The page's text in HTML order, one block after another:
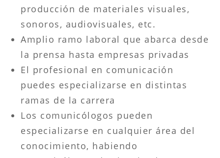
producción de materiales visuales,
sonoros, audiovisuales, etc.
Amplio ramo laboral que abarca desde
la prensa hasta empresas privadas
El profesional en comunicación
puedes especializarse en distintas
ramas de la carrera
Los comunicólogos pueden
especializarse en cualquier área del
conocimiento, habiendo